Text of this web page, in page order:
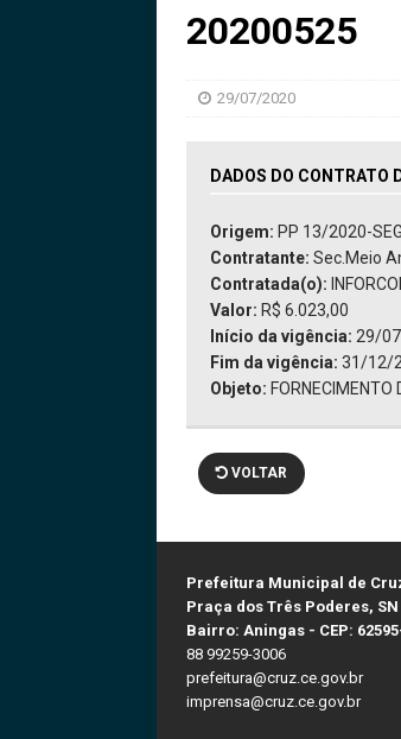
20200525
29/07/2020
DADOS DO CONTRATO
Origem: PP 13/2020-
Contratante: Sec.Meio
Contratada(o):
Valor: R$ 6.023,00
Início da vigência: 29/
Fim da vigência: 31/12/
Objeto: FORNECIMENTO
VOLTAR
Prefeitura Municipal de
Praça dos Três Poderes, SN
Bairro: Aningas - CEP:
88 99259-3006
prefeitura@cruz.ce.gov.br
imprensa@cruz.ce.gov.br